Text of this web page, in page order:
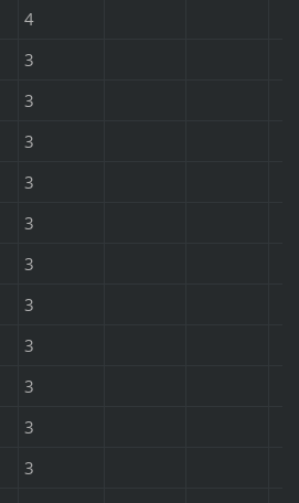
4
3
3
3
3
3
3
3
3
3
3
3